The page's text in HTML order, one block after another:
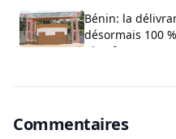
Bénin: la
désormais 100
plateforme ACTIA
Commentaires